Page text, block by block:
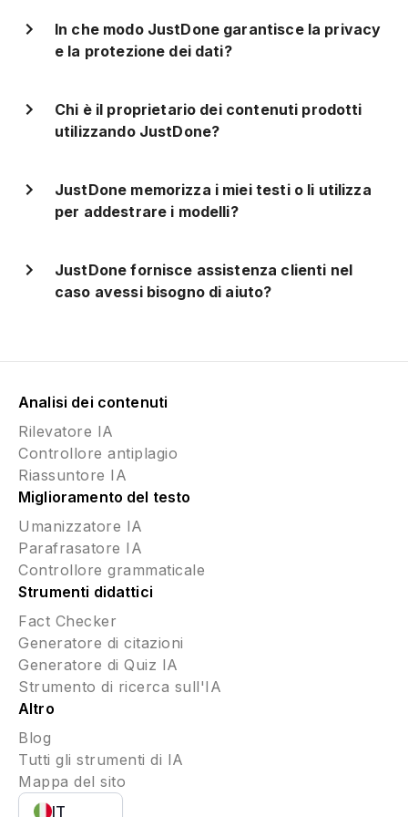
In che modo JustDone garantisce la privacy
e la protezione dei dati?
Chi è il proprietario dei contenuti prodotti
utilizzando JustDone?
JustDone memorizza i miei testi o li utilizza
per addestrare i modelli?
JustDone fornisce assistenza clienti nel
caso avessi bisogno di aiuto?
Analisi dei contenuti
Rilevatore IA
Controllore antiplagio
Riassuntore IA
Miglioramento del testo
Umanizzatore IA
Parafrasatore IA
Controllore grammaticale
Strumenti didattici
Fact Checker
Generatore di citazioni
Generatore di Quiz IA
Strumento di ricerca sull'IA
Altro
Blog
Tutti gli strumenti di IA
Mappa del sito
IT